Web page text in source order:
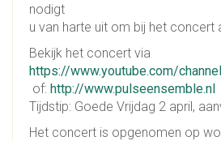
nodigt
u van harte uit om bij het concert
Bekijk het concert via
https://www.youtube.com/
of: http://www.pulseensemble.nl
Tijdstip: Goede Vrijdag 2 april,
Het concert is opgenomen op